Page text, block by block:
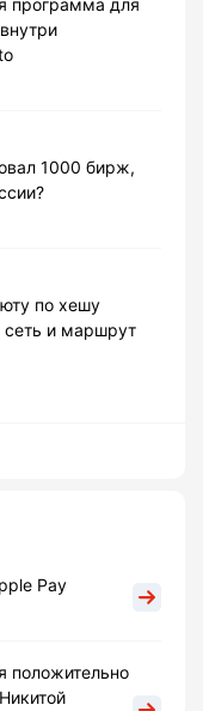
программа для
1000 бирж,
по хешу
сеть и маршрут
Pay
положительно